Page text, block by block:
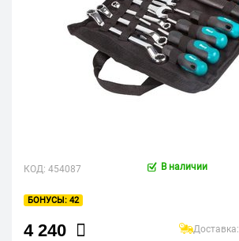
КОД: 454087 В наличии
42
4 240 Доставка: